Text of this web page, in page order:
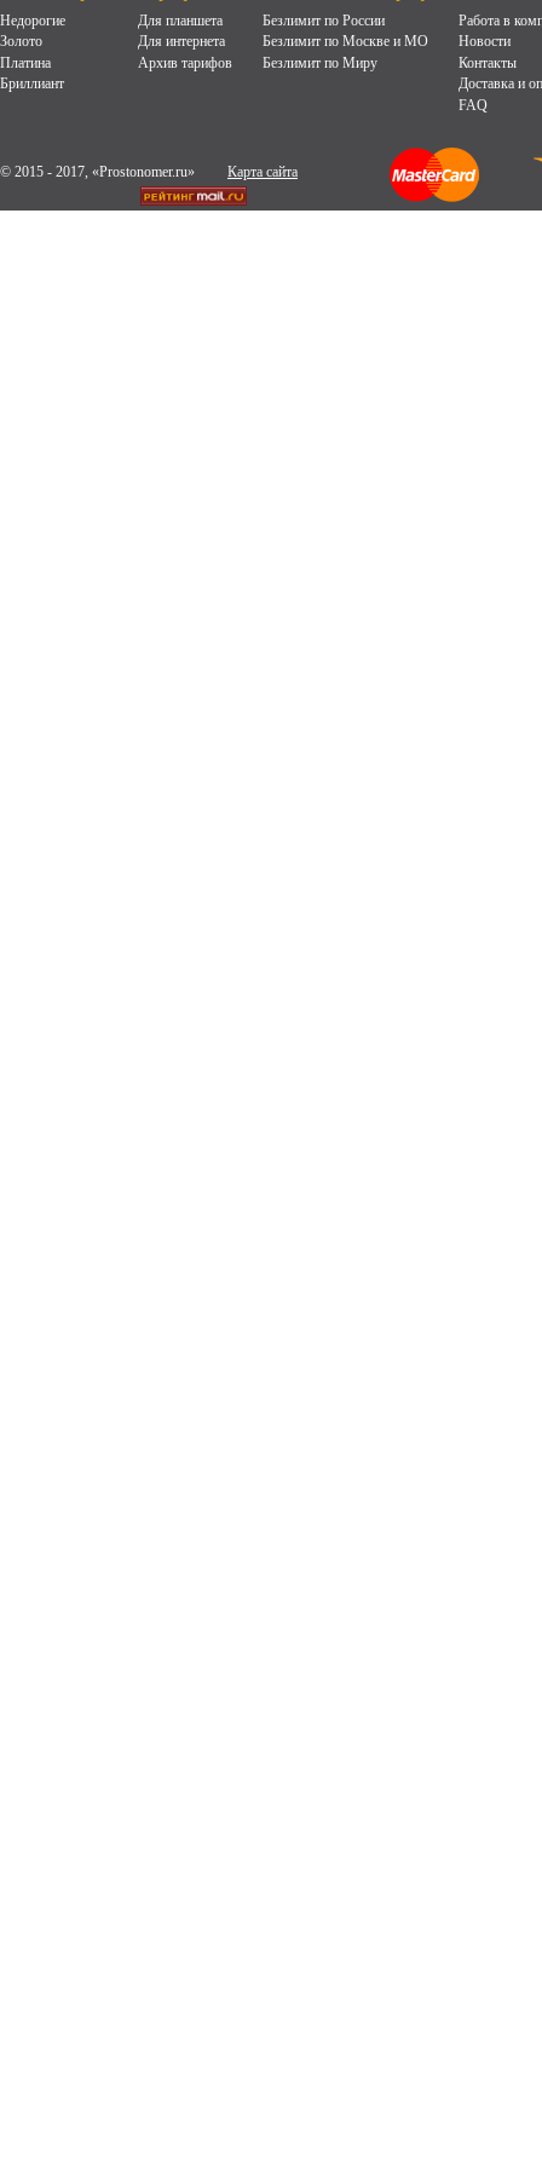
Недорогие
Золото
Платина
Бриллиант
Для планшета
Для интернета
Архив тарифов
Безлимит по России
Безлимит по Москве и МО
Безлимит по Миру
Работа в
Новости
Контакты
Доставка и
FAQ
© 2015 - 2017, «Prostonomer.ru» Карта сайта